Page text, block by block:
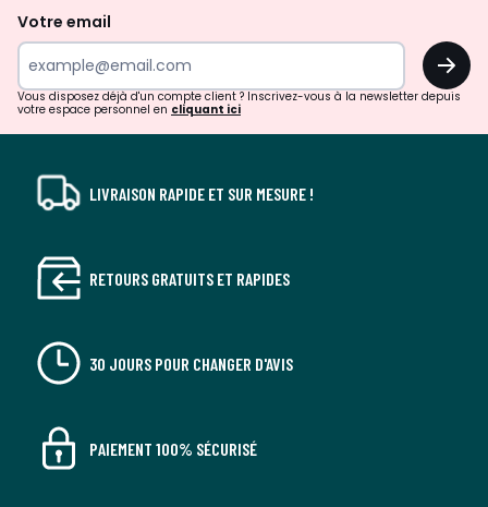
surprises?
Votre email
OK
Vous disposez déjà d'un compte client ? Inscrivez-vous à la newsletter depuis
votre espace personnel en cliquant ici
LIVRAISON RAPIDE ET SUR MESURE !
RETOURS GRATUITS ET RAPIDES
30 JOURS POUR CHANGER D'AVIS
PAIEMENT 100% SÉCURISÉ